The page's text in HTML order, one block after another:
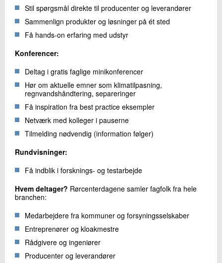
Stil spørgsmål direkte til producenter og leverandører
Sammenlign produkter og løsninger på ét sted
Få hands-on erfaring med udstyr
Konferencer:
Deltag i gratis faglige minikonferencer
Hør om aktuelle emner som klimatilpasning,
regnvandshåndtering, separeringer
Få inspiration fra best practice eksempler
Netværk med kolleger i pauserne
Tilmelding nødvendig (information følger)
Rundvisninger:
Få indblik i forsknings- og testarbejde
Hvem deltager? Rørcenterdagene samler fagfolk fra hele
branchen:
Medarbejdere fra kommuner og forsyningsselskaber
Entreprenører og kloakmestre
Rådgivere og ingeniører
Producenter og leverandører